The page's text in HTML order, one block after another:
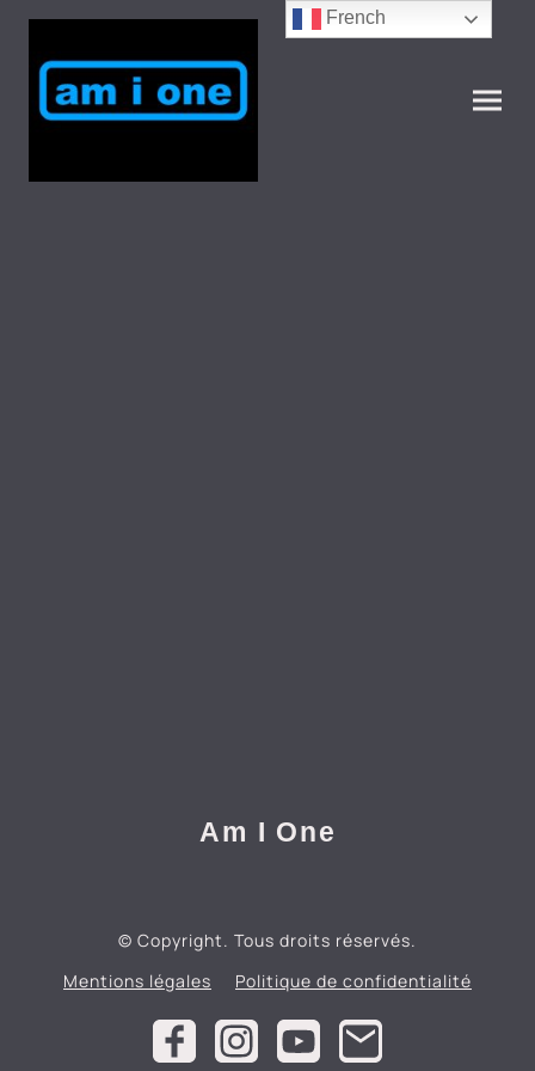
Am I One
© Copyright. Tous droits réservés.
Mentions légales
Politique de confidentialité
French